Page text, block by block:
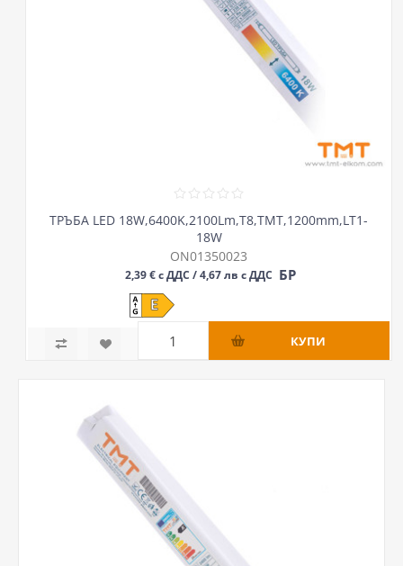
ТРЪБА LED 18W,6400K,2100Lm,Т8,ТМТ,1200mm,LT1-
18W
ON01350023
2,39 € с ДДС / 4,67 лв с ДДС БР